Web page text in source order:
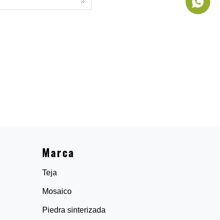
+86-
Marca
Teja
Mosaico
Piedra sinterizada